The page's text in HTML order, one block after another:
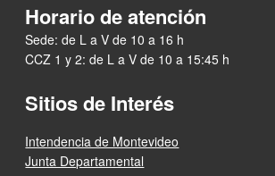
Horario de atención
Sede: de L a V de 10 a 16 h
CCZ 1 y 2: de L a V de 10 a 15:45 h
Sitios de Interés
Intendencia de Montevideo
Junta Departamental